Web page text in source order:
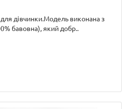
для дівчинки.Модель виконана з
бавовна), який добр..